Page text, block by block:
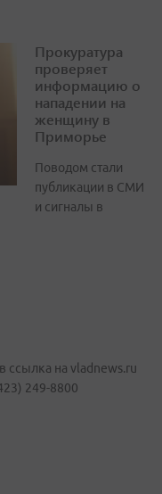
Прокуратура
проверяет
информацию о
нападении на
женщину в
Приморье
Поводом стали
публикации в СМИ
и сигналы в
ссылка на vladnews.ru
249-8800